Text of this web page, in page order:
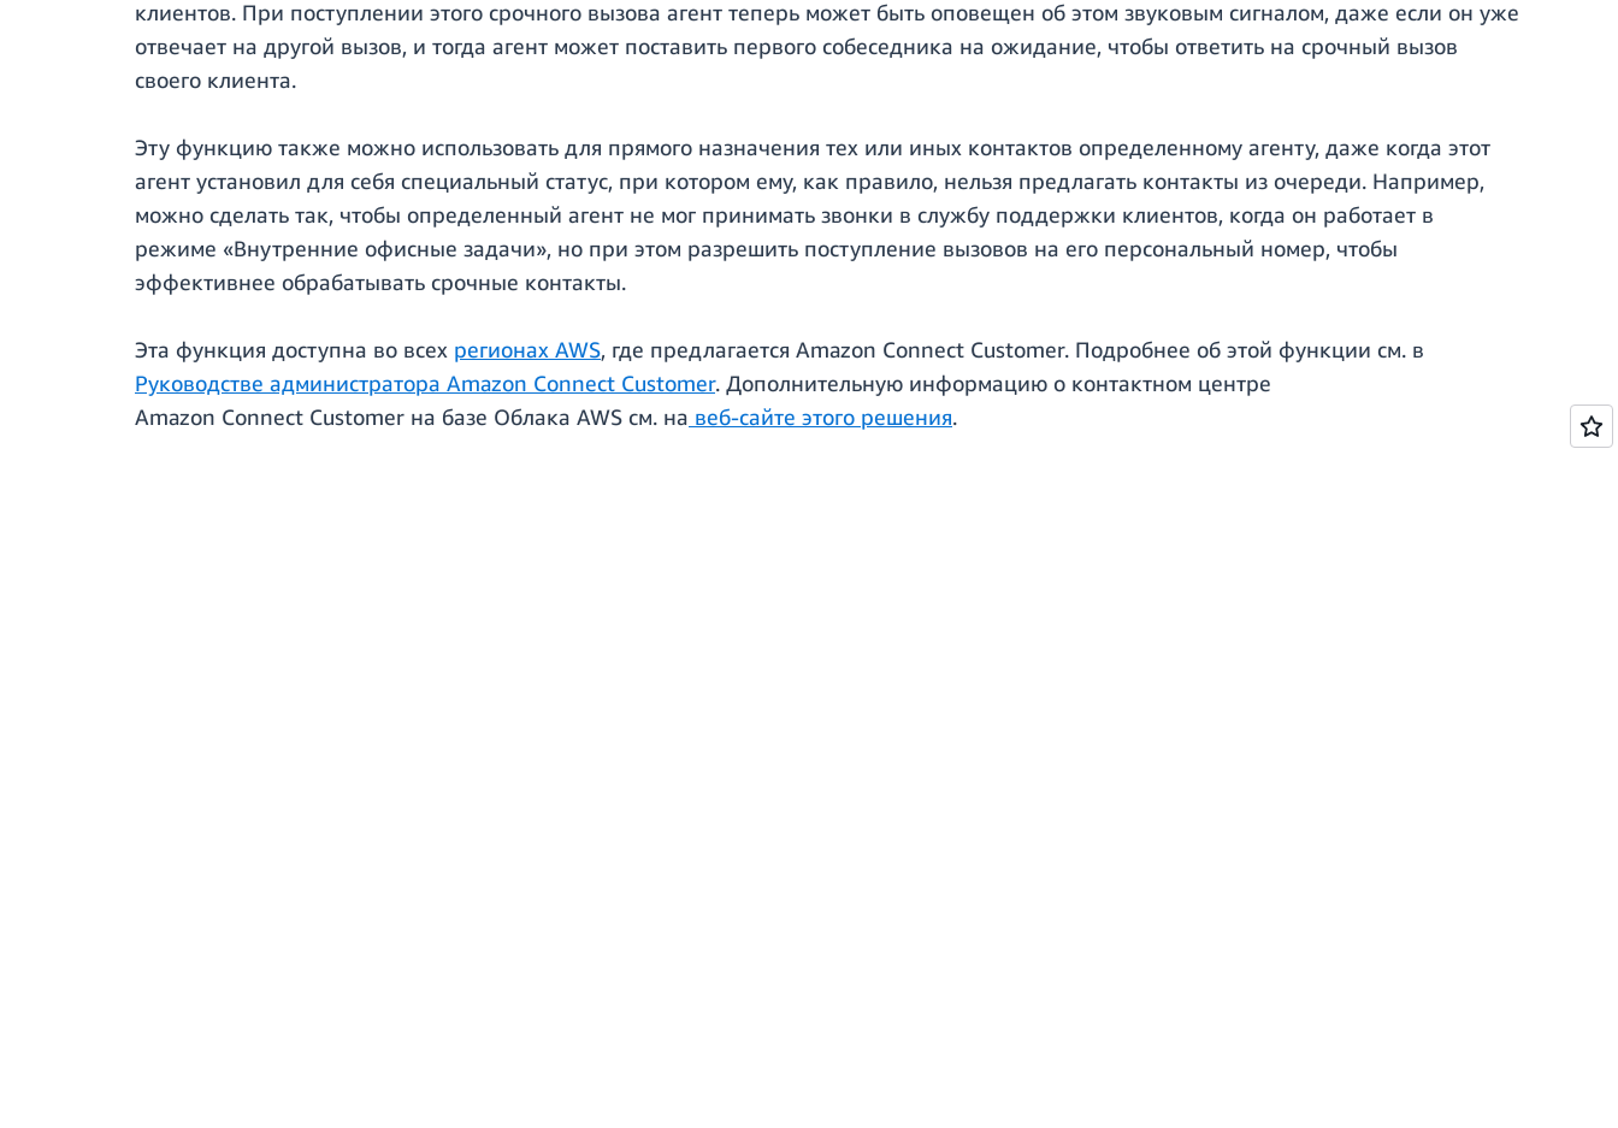
клиентов. При поступлении этого срочного вызова агент теперь может быть оповещен об этом звуковым сигналом, даже если он уже
отвечает на другой вызов, и тогда агент может поставить первого собеседника на ожидание, чтобы ответить на срочный вызов
своего клиента.
Эту функцию также можно использовать для прямого назначения тех или иных контактов определенному агенту, даже когда этот
агент установил для себя специальный статус, при котором ему, как правило, нельзя предлагать контакты из очереди. Например,
можно сделать так, чтобы определенный агент не мог принимать звонки в службу поддержки клиентов, когда он работает в
режиме «Внутренние офисные задачи», но при этом разрешить поступление вызовов на его персональный номер, чтобы
эффективнее обрабатывать срочные контакты.
Эта функция доступна во всех регионах AWS, где предлагается Amazon Connect Customer. Подробнее об этой функции см. в
Руководстве администратора Amazon Connect Customer. Дополнительную информацию о контактном центре
Amazon Connect Customer на базе Облака AWS см. на веб-сайте этого решения.